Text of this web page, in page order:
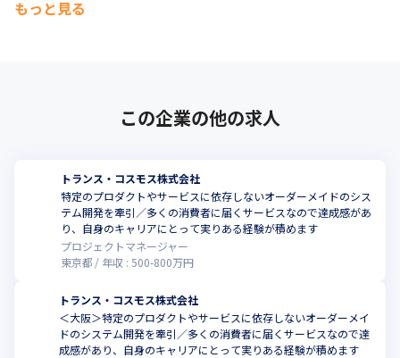
デジタルマーケティングマフィアとは、 多くの知識と知見と解決
もっと見る
この企業の他の求人
トランス・コスモス株式会社
特定のプロダクトやサービスに依存しないオーダーメイドのシス
テム開発を牽引／多くの消費者に届くサービスなので達成感があ
り、自身のキャリアにとって実りある経験が積めます
プロジェクトマネージャー
東京都
年収 : 500-800万円
トランス・コスモス株式会社
＜大阪＞特定のプロダクトやサービスに依存しないオーダーメイ
ドのシステム開発を牽引／多くの消費者に届くサービスなので達
成感があり、自身のキャリアにとって実りある経験が積めます